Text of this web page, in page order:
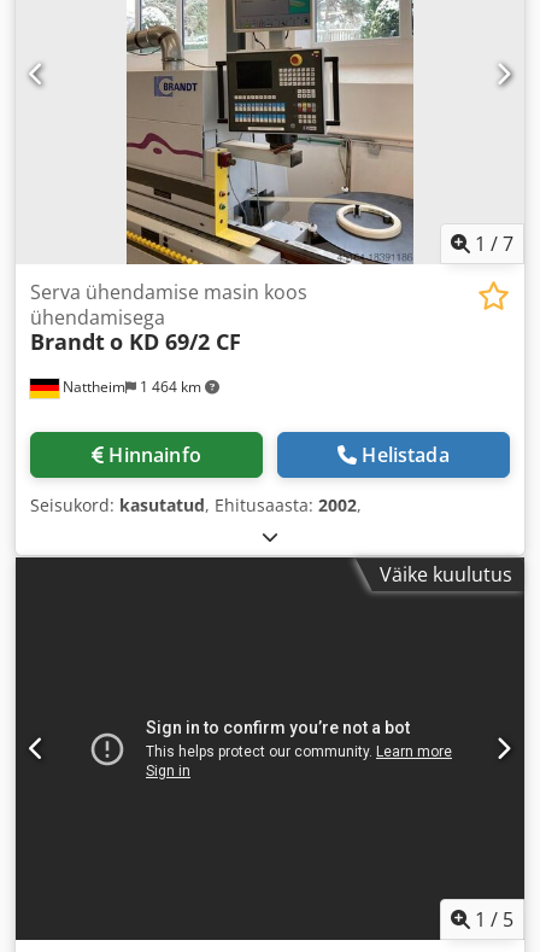
1 /7
Nattheim 1 464 km
Serva ühendamise masin koos
ühendamisega
Brandto KD 69/2 CF
Hinnainfo Helistada
Seisukord: kasutatud, Ehitusaasta: 2002,
Väike kuulutus
1 / 5